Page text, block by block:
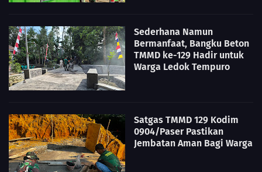
Sederhana Namun
Bermanfaat, Bangku Beton
TMMD ke-129 Hadir untuk
Warga Ledok Tempuro
Satgas TMMD 129 Kodim
0904/Paser Pastikan
Jembatan Aman Bagi Warga